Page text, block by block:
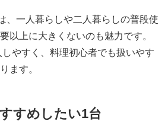
、一人暮らしや二人暮らしの普段使
以上に大きくないのも魅力です。
やすく、料理初心者でも扱いやす
ます。
すめしたい1台